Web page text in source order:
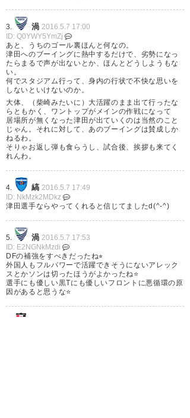
3. 渦 2016.5.7 17:00
ID: Q0YWY5YmZj
あと、うちのゴール裏ほんと何なの。
津田へのブーイングに熱中するだけで、劣勢になっ
たらまるで声が出ないとか、ほんとどうしようもな
い。
何でスタジアム行って、身内の行状で不快な思いを
しないといけないのか。
大体、（柴崎みたいに）大活躍のまま出て行ったな
らともかく、ワントップがメインの作戦になって
居場所が無くなった津田が出ていくのは当然のこと
じゃん。それに対して、あのブーイングは賛成しか
ねるわ。
そりゃお返し弾も食らうし、試合後、挨拶も来てく
れんわ。
4. 縞 2016.5.7 17:49
ID: NkMzk2MDkz
津田選手ならやってくれると信じてましたd(^-^)
5. 渦 2016.5.7 17:53
ID: E2NGNkMzdi
DFの補強をすべきだったね⭐︎
外国人もフルパワーで活躍できそうにないアレック
スとかソンは切ったほうがよかったね⭐️
選手にも優しい黒Tにも優しいフロントに悪循環の原
因があると思うな⭐️